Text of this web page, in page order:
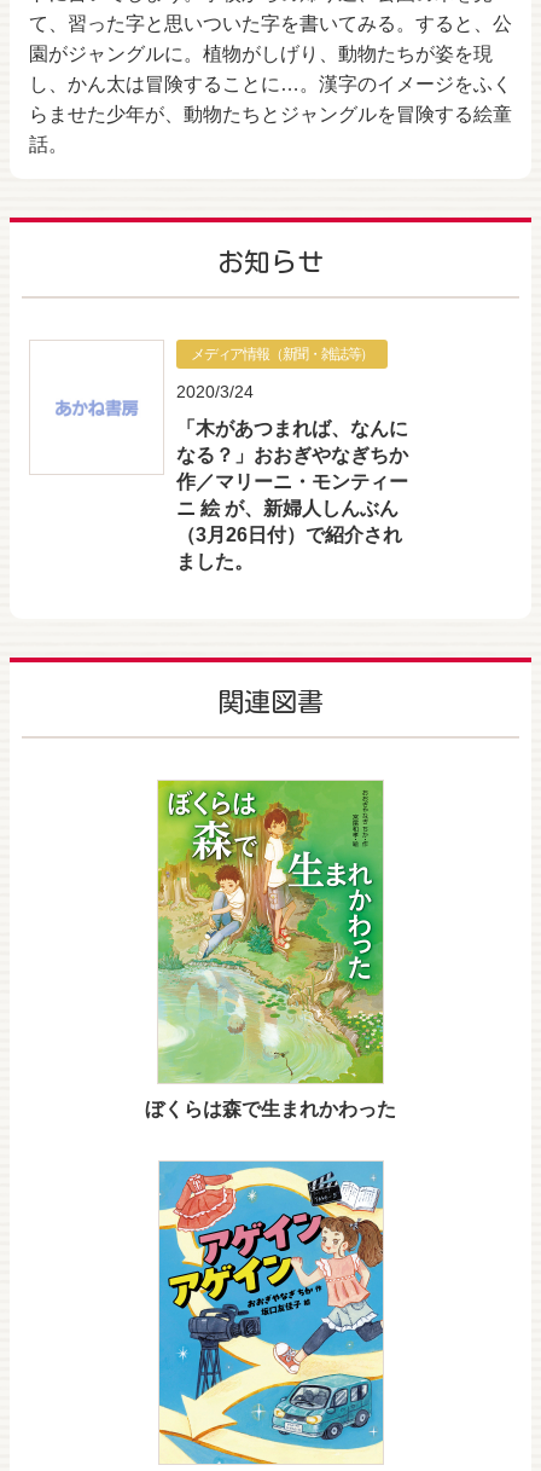
て、習った字と思いついた字を書いてみる。すると、公
園がジャングルに。植物がしげり、動物たちが姿を現
し、かん太は冒険することに…。漢字のイメージをふく
らませた少年が、動物たちとジャングルを冒険する絵童
話。
お知らせ
メディア情報（新聞・雑誌等）
2020/3/24
「木があつまれば、なんに
なる？」おおぎやなぎちか
作／マリーニ・モンティー
ニ 絵 が、新婦人しんぶん
（3月26日付）で紹介され
ました。
関連図書
ぼくらは森で生まれかわった